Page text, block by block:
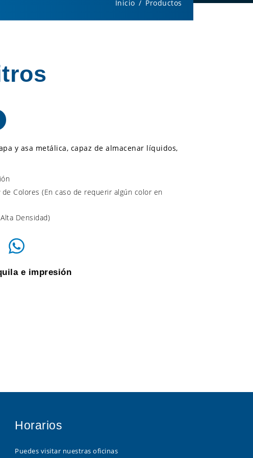
Inicio Productos
y asa metálica, capaz de almacenar líquidos,
de Colores (En caso de requerir algún color en
Densidad)
e impresión
Horarios
Puedes visitar nuestras oficinas